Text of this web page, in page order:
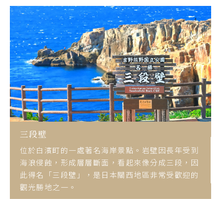
三段壁
位於白濱町的一處著名海岸景點。岩壁因長年受到
海浪侵蝕，形成層層斷面，看起來像分成三段，因
此得名「三段壁」，是日本關西地區非常受歡迎的
觀光勝地之一。